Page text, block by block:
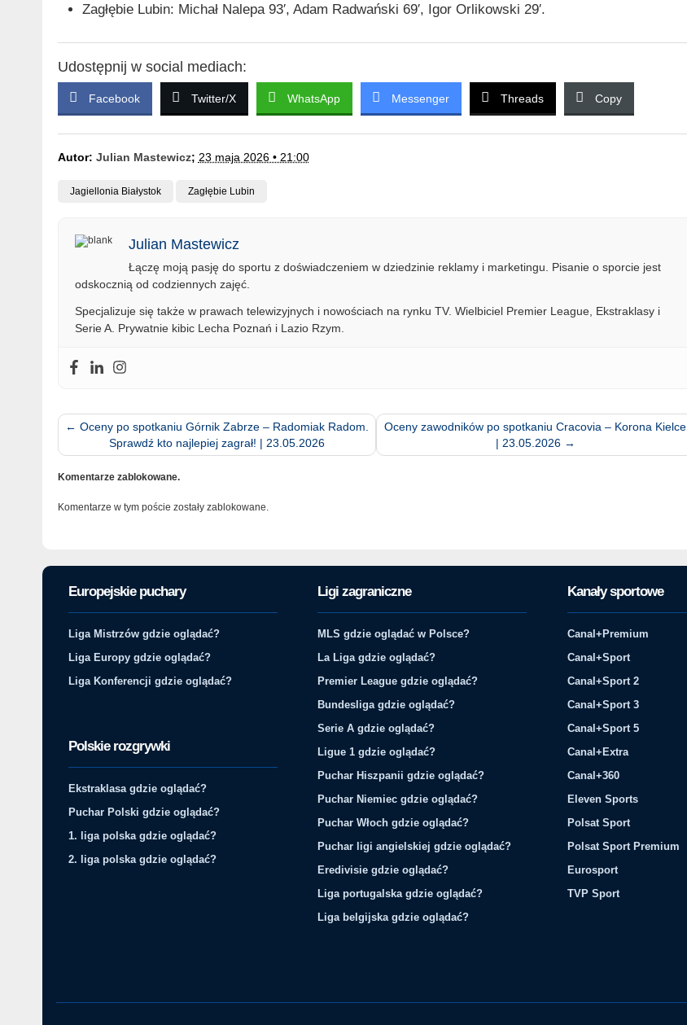
Zagłębie Lubin: Michał Nalepa 93′, Adam Radwański 69′, Igor Orlikowski 29′.
Udostępnij w social mediach:
Facebook Twitter/X WhatsApp Messenger Threads Copy
Autor: Julian Mastewicz; 23 maja 2026 • 21:00
Jagiellonia Białystok Zagłębie Lubin
Julian Mastewicz
Łączę moją pasję do sportu z doświadczeniem w dziedzinie reklamy i marketingu. Pisanie o sporcie jest
odskocznią od codziennych zajęć.
Specjalizuje się także w prawach telewizyjnych i nowościach na rynku TV. Wielbiciel Premier League, Ekstraklasy i
Serie A. Prywatnie kibic Lecha Poznań i Lazio Rzym.
← Oceny po spotkaniu Górnik Zabrze – Radomiak Radom.
Sprawdź kto najlepiej zagrał! | 23.05.2026
Oceny zawodników po spotkaniu Cracovia – Korona Kielce
| 23.05.2026 →
Komentarze zablokowane.
Komentarze w tym poście zostały zablokowane.
Europejskie puchary
Liga Mistrzów gdzie oglądać?
Liga Europy gdzie oglądać?
Liga Konferencji gdzie oglądać?
Polskie rozgrywki
Ekstraklasa gdzie oglądać?
Puchar Polski gdzie oglądać?
1. liga polska gdzie oglądać?
2. liga polska gdzie oglądać?
Ligi zagraniczne
MLS gdzie oglądać w Polsce?
La Liga gdzie oglądać?
Premier League gdzie oglądać?
Bundesliga gdzie oglądać?
Serie A gdzie oglądać?
Ligue 1 gdzie oglądać?
Puchar Hiszpanii gdzie oglądać?
Puchar Niemiec gdzie oglądać?
Puchar Włoch gdzie oglądać?
Puchar ligi angielskiej gdzie oglądać?
Eredivisie gdzie oglądać?
Liga portugalska gdzie oglądać?
Liga belgijska gdzie oglądać?
Kanały sportowe
Canal+Premium
Canal+Sport
Canal+Sport 2
Canal+Sport 3
Canal+Sport 5
Canal+Extra
Canal+360
Eleven Sports
Polsat Sport
Polsat Sport Premium
Eurosport
TVP Sport